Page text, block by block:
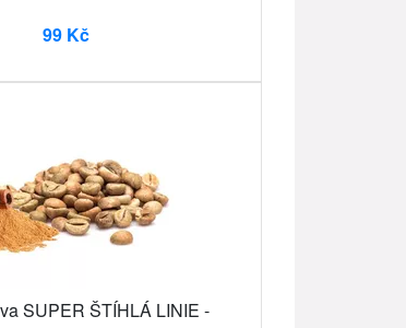
99 Kč
SUPER ŠTÍHLÁ LINIE -